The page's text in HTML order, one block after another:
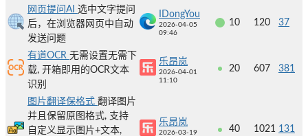
网页提问AI 选中文字提问
后，在浏览器网页中自动
发送问题
IDongYou
2026-04-05
09:46
10 120 37
有道OCR 无需设置无需下
载, 开箱即用的OCR文本
识别
乐昂岚
2026-04-01
11:10
20 607 381
图片翻译保格式 翻译图片
并且保留原图格式, 支持
自定义显示图片+文本,
乐昂岚
2026-03-19
40 1021 131